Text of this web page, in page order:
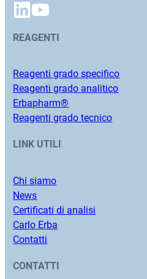
REAGENTI
Reagenti grado specifico
Reagenti grado analitico
Erbapharm®
Reagenti grado tecnico
LINK UTILI
Chi siamo
News
Certificati di analisi
Carlo Erba
Contatti
CONTATTI